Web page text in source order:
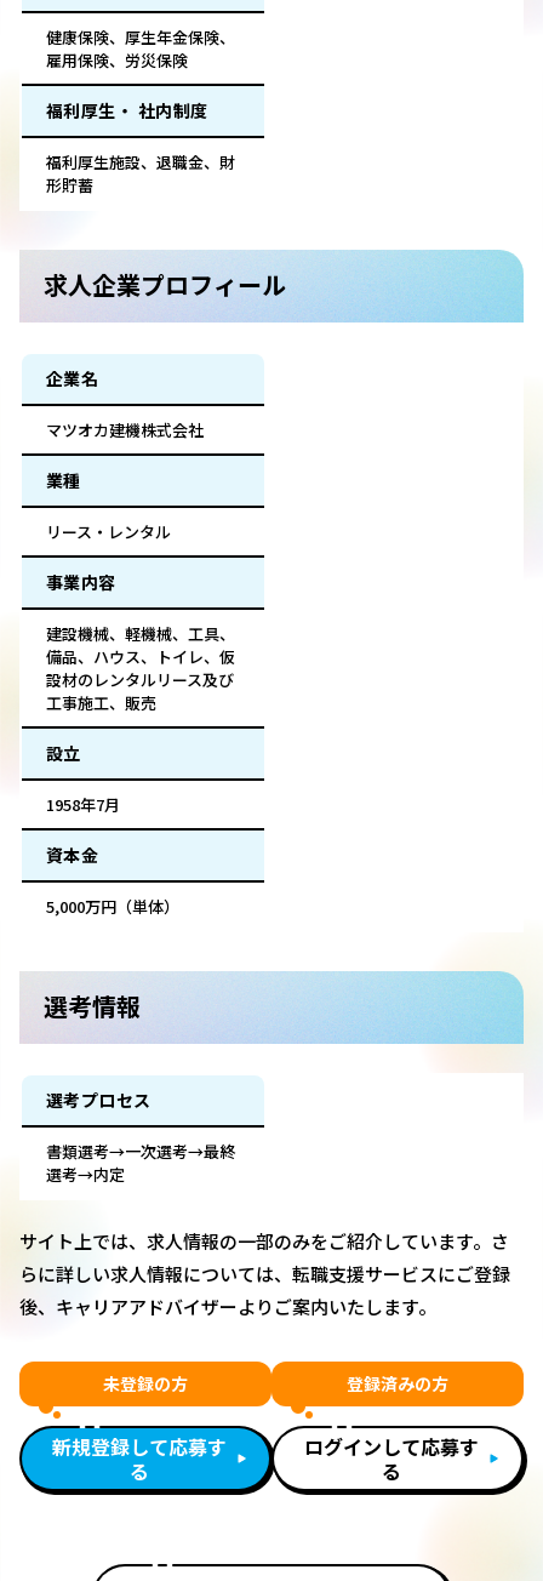
健康保険、厚生年金保険、
雇用保険、労災保険
福利厚生・ 社内制度
福利厚生施設、退職金、財
形貯蓄
求人企業プロフィール
企業名
マツオカ建機株式会社
業種
リース・レンタル
事業内容
建設機械、軽機械、工具、
備品、ハウス、トイレ、仮
設材のレンタルリース及び
工事施工、販売
設立
1958年7月
資本金
5,000万円（単体）
選考情報
選考プロセス
書類選考→一次選考→最終
選考→内定
サイト上では、求人情報の一部のみをご紹介しています。さ
らに詳しい求人情報については、転職支援サービスにご登録
後、キャリアアドバイザーよりご案内いたします。
未登録の方
新規登録して応募す
る
登録済みの方
ログインして応募す
る